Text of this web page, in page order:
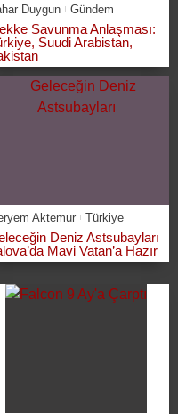
Duygun Gündem
Savunma Anlaşması:
Suudi Arabistan,
Aktemur Türkiye
Deniz Astsubayları
Mavi Vatan’a Hazır